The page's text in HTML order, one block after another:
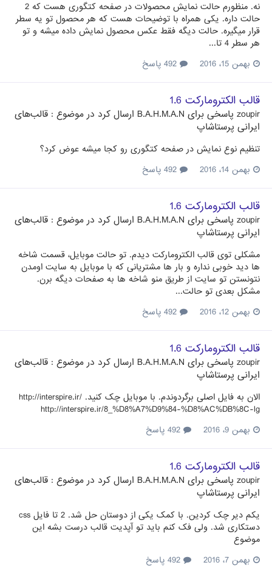
نه. منظورم حالت نمایش محصولات در صفحه کتگوری هست که 2
حالت داره. یکی همراه با توضیحات هست که هر محصول تو یه سطر
قرار میگیره. حالت دیگه فقط عکس محصول نمایش داده میشه و تو
هر سطر 4 تا...
بهمن 15، 2016
قالب الکترومارکت 1.6
zoupir پاسخی برای B.A.H.M.A.N ارسال کرد در موضوع : قالب‌های
ایرانی پرستاشاپ
تنظیم نوع نمایش در صفحه کتگوری رو کجا میشه عوض کرد؟
بهمن 14، 2016
قالب الکترومارکت 1.6
zoupir پاسخی برای B.A.H.M.A.N ارسال کرد در موضوع : قالب‌های
ایرانی پرستاشاپ
مشکلی توی قالب الکترومارکت دیدم. تو حالت موبایل، قسمت شاخه
ها دید خوبی نداره و بار ها مشتریانی که با موبایل به سایت اومدن
نتونستن تو سایت از طریق منو شاخه ها به صفحات دیگه برن.
مشکل بعدی تو حالت...
بهمن 12، 2016
قالب الکترومارکت 1.6
zoupir پاسخی برای B.A.H.M.A.N ارسال کرد در موضوع : قالب‌های
ایرانی پرستاشاپ
الان به فایل اصلی برگردوندم. با موبایل چک کنید. http://interspire.ir/
http://interspire.ir/8_%D8%A7%D9%84-%D8%AC%DB%8C-lg
بهمن 9، 2016
قالب الکترومارکت 1.6
zoupir پاسخی برای B.A.H.M.A.N ارسال کرد در موضوع : قالب‌های
ایرانی پرستاشاپ
یکم دیر چک کردین. با کمک یکی از دوستان حل شد. 2 تا فایل css
دستکاری شد. ولی فک کنم باید تو آپدیت قالب درست بشه این
موضوع
بهمن 7، 2016